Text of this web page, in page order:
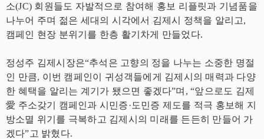
소(JC) 회원들도 자발적으로 참여해 홍보 리플릿과 기념품을
나누어 주며 젊은 세대의 시각에서 김제시 정책을 알리고,
캠페인 현장 분위기를 한층 활기차게 만들었다.
정성주 김제시장은“추석은 고향의 정을 나누는 소중한 명절
인 만큼, 이번 캠페인이 귀성객들에게 김제시의 매력과 다양
한 혜택을 알리는 계기가 됐으면 좋겠다”며, “앞으로도 김제
愛 주소갖기 캠페인과 시민증·도민증 제도를 적극 홍보해 지
방소멸 위기를 극복하고 김제시의 미래를 든든히 만들어 가
겠다”고 밝혔다.